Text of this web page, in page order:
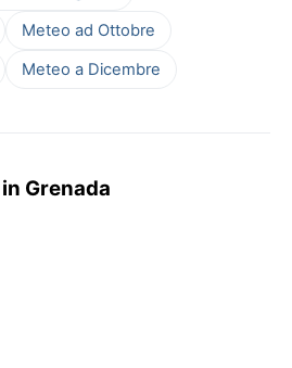
Meteo ad Ottobre
Meteo a Dicembre
Grenada